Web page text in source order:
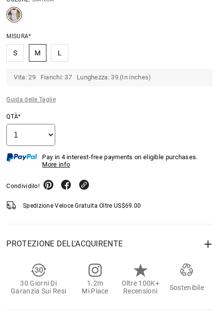
MISURA*
S M L
Vita: 29 Fianchi: 37 Lunghezza: 39.(In inches)
Guida delle Taglie
QTÀ*
Pay in 4 interest-free payments on eligible purchases.
More info
Condividilo!
Spedizione Veloce Gratuita Oltre US$69.00
PROTEZIONE DELL'ACQUIRENTE
30 Giorni Di
Garanzia Sui Resi
1.2m
Mi Piace
Oltre 100K+
Recensioni
Sostenibile